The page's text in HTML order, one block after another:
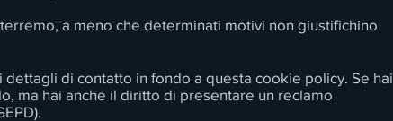
a meno che determinati motivi non giustifichino
di contatto in fondo a questa cookie policy. Se hai
ma hai anche il diritto di presentare un reclamo